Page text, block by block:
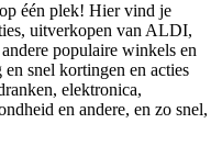
één plek! Hier vind je
uitverkopen van ALDI,
populaire winkels en
snel kortingen en acties
elektronica,
en andere, en zo snel,